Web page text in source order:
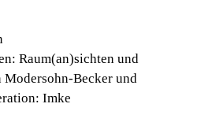
Raum(an)sichten und
Becker und
Imke